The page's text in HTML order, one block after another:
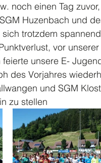
noch einen Tag
Huzenbach und
trotzdem
vor
unsere E-
des Vorjahres
und SGM
zu stellen